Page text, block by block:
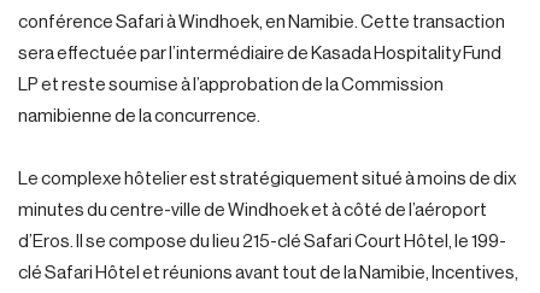
conférence Safari à Windhoek, en Namibie. Cette transaction
sera effectuée par l’intermédiaire de Kasada Hospitality Fund
LP et reste soumise à l’approbation de la Commission
namibienne de la concurrence.
Le complexe hôtelier est stratégiquement situé à moins de dix
minutes du centre-ville de Windhoek et à côté de l’aéroport
d’Eros. Il se compose du lieu 215-clé Safari Court Hôtel, le 199-
clé Safari Hôtel et réunions avant tout de la Namibie, Incentives,